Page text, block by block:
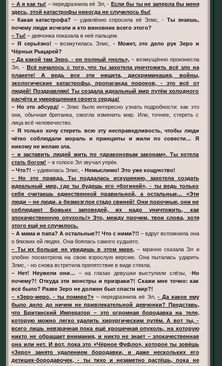
– А я как ты! – передразнила её Эл, - Если бы ты не заперла бы меня
здесь, этой катастрофы никогда не случилось бы!
– Какая катастрофа? – удивлённо спросила её Элис, - Ты знаешь,
почему люди исчезли и кто виновник всего этого?
– Ты! – девчонка показала в неё пальцем.
– Я серьёзно! – возмутилась Элис, - Может, это дело рук Зеро и
Чёрных Рыцарей?
– Да какой там Зеро, - он полный «ноль», – возмущённо произнесла
Эл, - Всё началось с того, что ты захотела уничтожить всё зло на
планете! А ведь все эти нищета, дискриминация, войны,
экологические катастрофы, пропаганда пороков, - это всё от
людей! Поздравляю! Ты создала идеальный мир путём холодного
расчёта и умервщления своего сердца!
– Но это абсурд! – Элис было интересно узнать подробности: как это
она, обычная британка, смогла изменить мир. Или, точнее, стереть с
лица всё человечество.
– Я только хочу стереть всю эту несправедливость, чтобы люди
чётко соблюдали мораль и принципы и жили по совести… Я
никому не желаю зла.
– и заставить людей жить по «драконовым законам». Ты хотела
стать богом! – в голосе Эл звучал упрёк.
– Что?! – удивилась Элис,- Немыслимо! Это уже кощунство!
– Но это правда. Ты поддалась искушению, захотела создать
идеальный мир, где ты будешь его «богиней», - ты ведь только
себя считаешь единственной правильной, а остальные… «Эти
люди – не люди, а безмозглое стадо свиней! Они порочные, они не
соблюдают Божьих заповедей, их надо уничтожить, как
злокачественную опухоль!» Это, между прочим, твои слова, хотя
этого ещё не случилось.
– А мама и папа? А остальные?! Что с ними?!! – вдруг вспомнила она
о близких ей людях. Она боялась самого худшего.
– Ты их больше не увидишь в этом мире,– мрачно сказала Эл и
злобно посмотрела на свою взрослую версию. Она пыталась ударить
Элис, - но снова встретила препятствие в виде стекла.
– Нет! Неужели они…
– на глазах девушки выступили слёзы, -Но
почему?! Откуда эти монстры и призраки?! Скажи мне точно: как
всё было? Разве Зеро не должен был спасти мир?!
– «Зеро-меро, - ты померо?» – передразнила её Эл,- Да какое ему
было дело до ничем не привлекательной девчонки? Представь,
что Британский Император – это огромная бородавка на теле,
которую можно легко удалить хирургическим путём. А вот ты, -
всего лишь невзрачная пока ещё крошечная опухоль, на которую
никто не обращает внимания, и никто не знает – злокачественная
она или нет. И вот, пока это «Чёрное Фуфло», которое ты зовёшь
«Зеро» занято удалением бородавки, и даже нескольких его
детишек-бородавочек, - ты тихо и незаметно растёшь, пока не